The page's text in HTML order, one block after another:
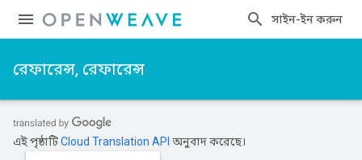
সাইন-ইন করুন
রেফারেন্স, রেফারেন্স
এই পৃষ্ঠাটিCloud Translation API অনুবাদ করেছে।